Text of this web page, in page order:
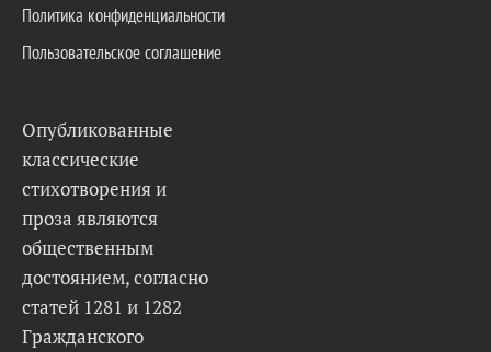
Политика конфиденциальности
Пользовательское соглашение
Опубликованные
классические
стихотворения и
проза являются
общественным
достоянием, согласно
статей 1281 и 1282
Гражданского